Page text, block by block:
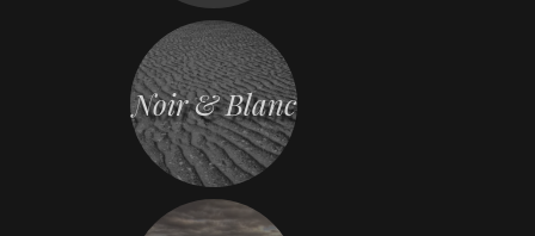
Noir & Blanc